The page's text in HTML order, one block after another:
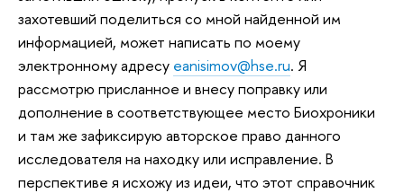
захотевший поделиться со мной найденной им
информацией, может написать по моему
электронному адресу eanisimov@hse.ru. Я
рассмотрю присланное и внесу поправку или
дополнение в соответствующее место Биохроники
и там же зафиксирую авторское право данного
исследователя на находку или исправление. В
перспективе я исхожу из идеи, что этот справочник